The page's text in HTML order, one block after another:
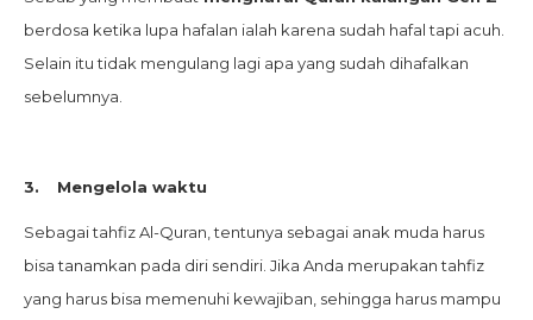
berdosa ketika lupa hafalan ialah karena sudah hafal tapi acuh.
Selain itu tidak mengulang lagi apa yang sudah dihafalkan
sebelumnya.
3. Mengelola waktu
Sebagai tahfiz Al-Quran, tentunya sebagai anak muda harus
bisa tanamkan pada diri sendiri. Jika Anda merupakan tahfiz
yang harus bisa memenuhi kewajiban, sehingga harus mampu